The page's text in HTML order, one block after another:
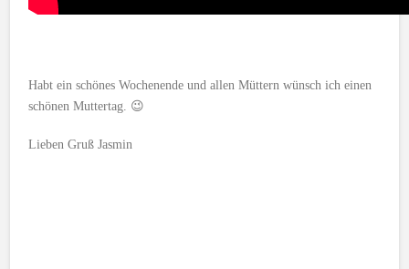
Habt ein schönes Wochenende und allen Müttern wünsch ich einen
schönen Muttertag. 😉
Lieben Gruß Jasmin